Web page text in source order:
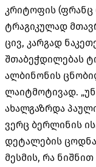
კრიტოფის (ფრანც
ტრაგიკულად
ცივ, კარგად
შთაბეჭდილებას
ალბინონის
ლაიტმოტივად.
ახალგაზრდა
ვერც ბერლინის
დეტალების
მესმის, რა